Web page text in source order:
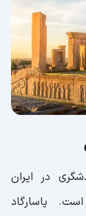
در ایران